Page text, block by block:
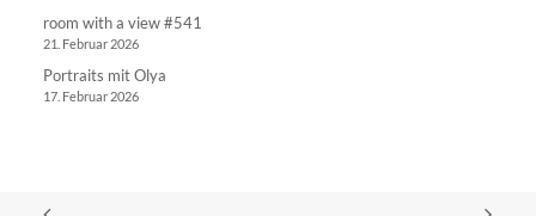
room with a view #541
21. Februar 2026
Portraits mit Olya
17. Februar 2026